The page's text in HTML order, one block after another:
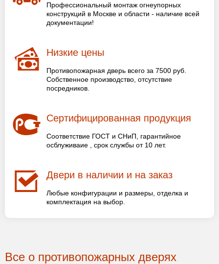
Профессиональный монтаж огнеупорных
конструкций в Москве и области - наличие всей
документации!
Низкие цены
Противопожарная дверь всего за 7500 руб.
Собственное производство, отсутствие
посредников.
Сертифицированная продукция
Соответствие ГОСТ и СНиП, гарантийное
осблуживаие , срок службы от 10 лет.
Двери в наличии и на заказ
Любые конфигурации и размеры, отделка и
комплектация на выбор.
Все о противопожарных дверях